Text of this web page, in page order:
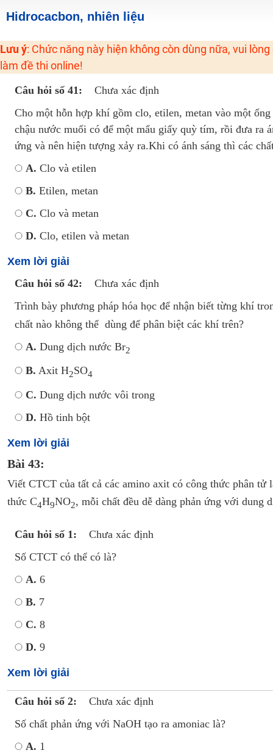
2K6! Lộ Trình Sun 2024 - Ba bước luyện thi TN THPT - ĐH ít nhất 25 điểm
Khuyến Mãi Khoá Học 1K Chỉ Từ 11-13/09/2024
Đồng giá khóa học 499K - 399K (13/11-15/11)
Khai giảng các khóa lớp 9 Toán - Lý - Hóa - Văn - Anh năm 2018
Luyện thi vào lớp 10 môn Toán, Văn, Hóa, Anh, Lý với giáo viên giỏi và nổi
Hidrocacbon, nhiên liệu
Lưu ý: Chức năng này hiện không còn dùng nữa, vui
làm đề thi online!
Câu hỏi số 41:
Chưa xác định
Cho một hỗn hợp khí gồm clo, etilen, metan vào một
chậu nước muối có để một mẩu giấy quỳ tím, rồi đưa ra
ứng và nên hiện tượng xảy ra.Khi có ánh sáng thì các
A. Clo và etilen
B. Etilen, metan
C. Clo và metan
D. Clo, etilen và metan
Xem lời giải
Câu hỏi số 42:
Chưa xác định
Trình bày phương pháp hóa học để nhận biết từng khí
chất nào không thể dùng để phân biệt các khí trên?
A. Dung dịch nước Br2
B. Axit H2SO4
C. Dung dịch nước vôi trong
D. Hồ tinh bột
Xem lời giải
Bài 43:
Viết CTCT của tất cả các amino axit có công thức phân tử
thức C4H9NO2, mỗi chất đều dễ dàng phản ứng với dung
Câu hỏi số 1:
Chưa xác định
Số CTCT có thể có là?
A. 6
B. 7
C. 8
D. 9
Xem lời giải
Câu hỏi số 2:
Chưa xác định
Số chất phản ứng với NaOH tạo ra amoniac là?
A. 1